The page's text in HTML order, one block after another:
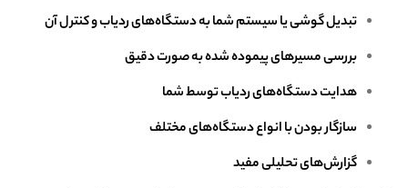
تبدیل گوشی یا سیستم شما به دستگاه‌های ردیاب و کنترل آن
بررسی مسیرهای پیموده شده به صورت دقیق
هدایت دستگاه‌های ردیاب توسط شما
سازگار بودن با انواع دستگاه‌های مختلف
گزارش‌های تحلیلی مفید